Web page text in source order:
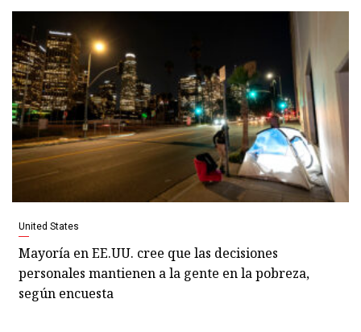
United States
Mayoría en EE.UU. cree que las decisiones
personales mantienen a la gente en la pobreza,
según encuesta